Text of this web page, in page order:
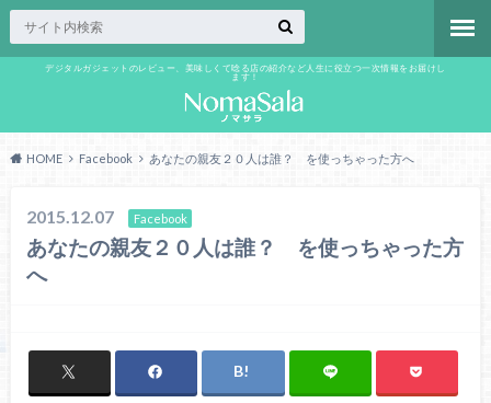
デジタルガジェットのレビュー、美味しくて唸る店の紹介など人生に役立つ一次情報をお届けし
ます！
HOME Facebook あなたの親友２０人は誰？ を使っちゃった方へ
2015.12.07 Facebook
あなたの親友２０人は誰？ を使っちゃった方
へ